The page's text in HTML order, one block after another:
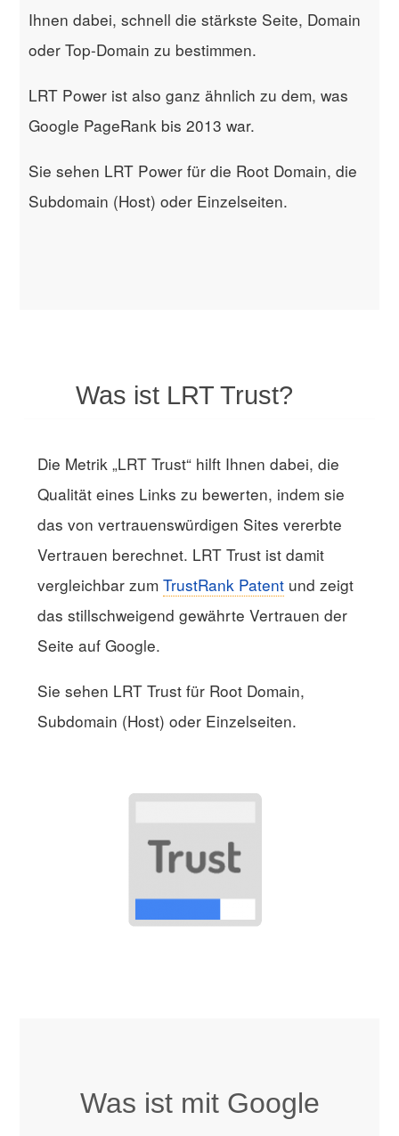
Ihnen dabei, schnell die stärkste Seite, Domain
oder Top-Domain zu bestimmen.
LRT Power ist also ganz ähnlich zu dem, was
Google PageRank bis 2013 war.
Sie sehen LRT Power für die Root Domain, die
Subdomain (Host) oder Einzelseiten.
Was ist LRT Trust?
Die Metrik „LRT Trust“ hilft Ihnen dabei, die
Qualität eines Links zu bewerten, indem sie
das von vertrauenswürdigen Sites vererbte
Vertrauen berechnet. LRT Trust ist damit
vergleichbar zumTrustRank Patent und zeigt
das stillschweigend gewährte Vertrauen der
Seite auf Google.
Sie sehen LRT Trust für Root Domain,
Subdomain (Host) oder Einzelseiten.
Was ist mit Google